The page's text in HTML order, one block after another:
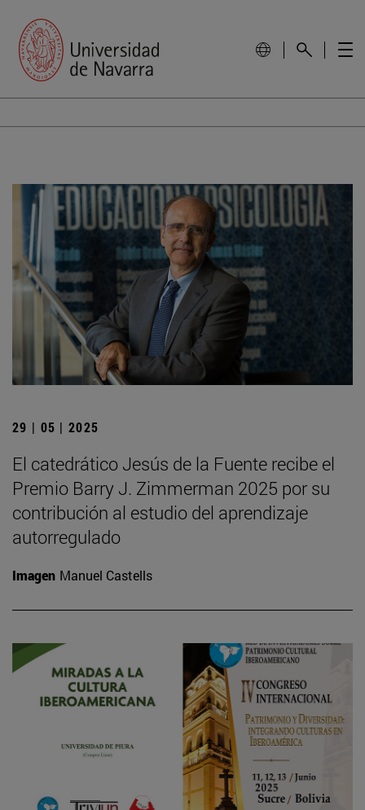
29 | 05 | 2025
El catedrático Jesús de la Fuente recibe el
Premio Barry J. Zimmerman 2025 por su
contribución al estudio del aprendizaje
autorregulado
Imagen Manuel Castells